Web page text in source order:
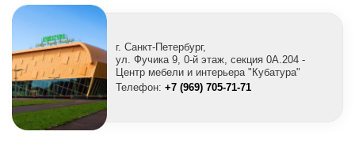
г. Санкт-Петербург,
ул. Фучика 9, 0-й этаж, секция 0A.204 -
Центр мебели и интерьера "Кубатура"
Телефон: +7 (969) 705-71-71